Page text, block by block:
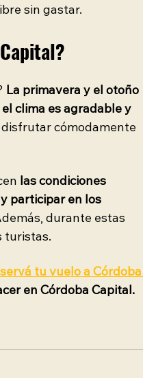
sin gastar.
La primavera y el otoño
clima es agradable y
disfrutar cómodamente
las condiciones
participar en los
durante estas
turistas.
tu vuelo a Córdoba
en Córdoba Capital.